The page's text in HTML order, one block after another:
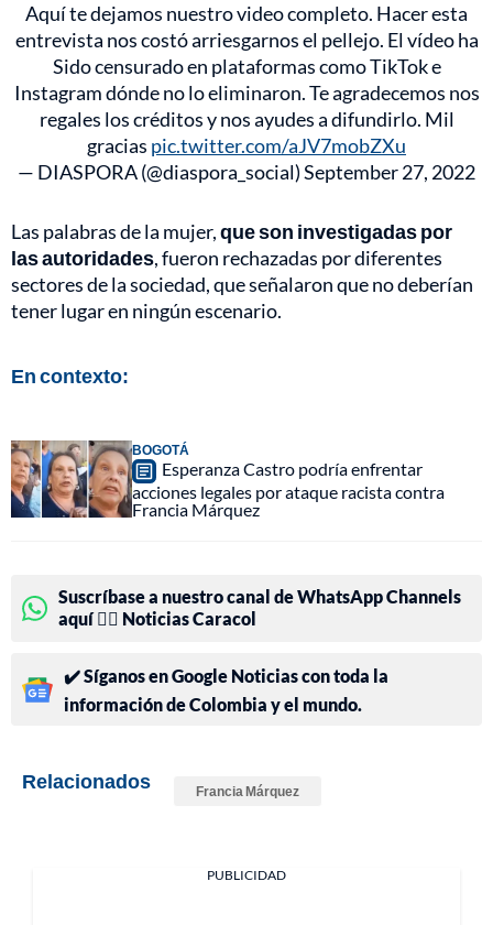
Aquí te dejamos nuestro video completo. Hacer esta
entrevista nos costó arriesgarnos el pellejo. El vídeo ha
Sido censurado en plataformas como TikTok e
Instagram dónde no lo eliminaron. Te agradecemos nos
regales los créditos y nos ayudes a difundirlo. Mil
gracias pic.twitter.com/aJV7mobZXu
— DIASPORA (@diaspora_social)September 27, 2022
Las palabras de la mujer,que son investigadas por
las autoridades, fueron rechazadas por diferentes
sectores de la sociedad, que señalaron que no deberían
tener lugar en ningún escenario.
En contexto:
BOGOTÁ
Esperanza Castro podría enfrentar
acciones legales por ataque racista contra
Francia Márquez
Suscríbase a nuestro canal de WhatsApp Channels
aquí 👉🏻 Noticias Caracol
✔️ Síganos en Google Noticias con toda la
información de Colombia y el mundo.
Relacionados Francia Márquez
PUBLICIDAD